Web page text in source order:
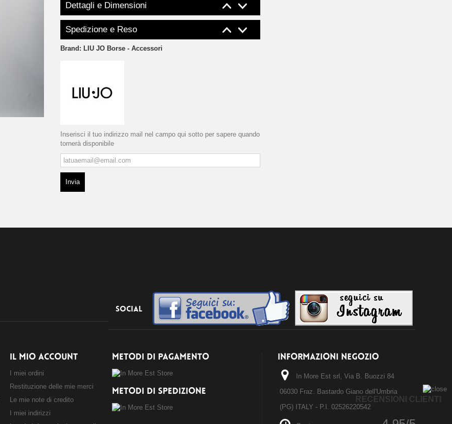
Dettagli e Dimensioni
Spedizione e Reso
Brand: LIU JO Borse - Accessori
Inserisci il tuo indirizzo mail nel campo qui sotto per sapere quando
tornerà disponibile
Invia
Social
IL MIO ACCOUNT
I miei ordini
Restituzione delle mie merci
Le mie note di credito
I miei indirizzi
METODI DI PAGAMENTO
METODI DI SPEDIZIONE
INFORMAZIONI NEGOZIO
In More Est srl, Via B. Buozzi 84
06030 Fraz. Bastardo Giano dell'Umbria
(PG) ITALY - P.I. 02526220542
RECENSIONI CLIENTI